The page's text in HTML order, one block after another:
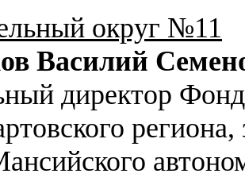
округ №11
Василий
директор